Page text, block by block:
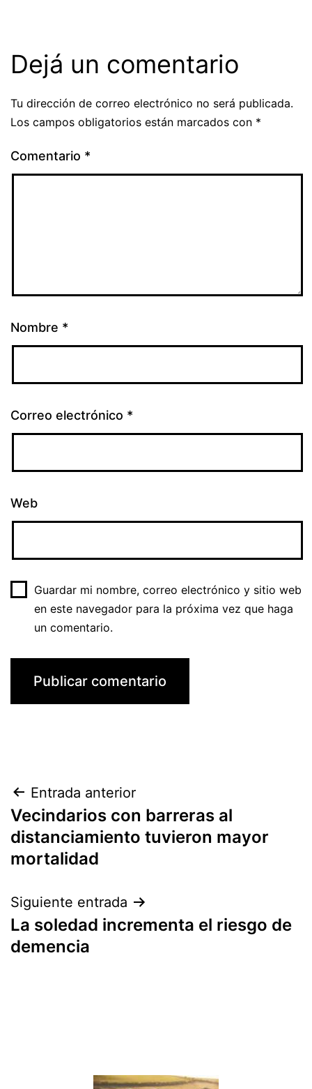
Dejá un comentario
Tu dirección de correo electrónico no será publicada.
Los campos obligatorios están marcados con *
Comentario *
Nombre *
Correo electrónico *
Web
Guardar mi nombre, correo electrónico y sitio web
en este navegador para la próxima vez que haga
un comentario.
Navegación
de
entradas
Entrada anterior
Vecindarios con barreras al
distanciamiento tuvieron mayor
mortalidad
Siguiente entrada
La soledad incrementa el riesgo de
demencia